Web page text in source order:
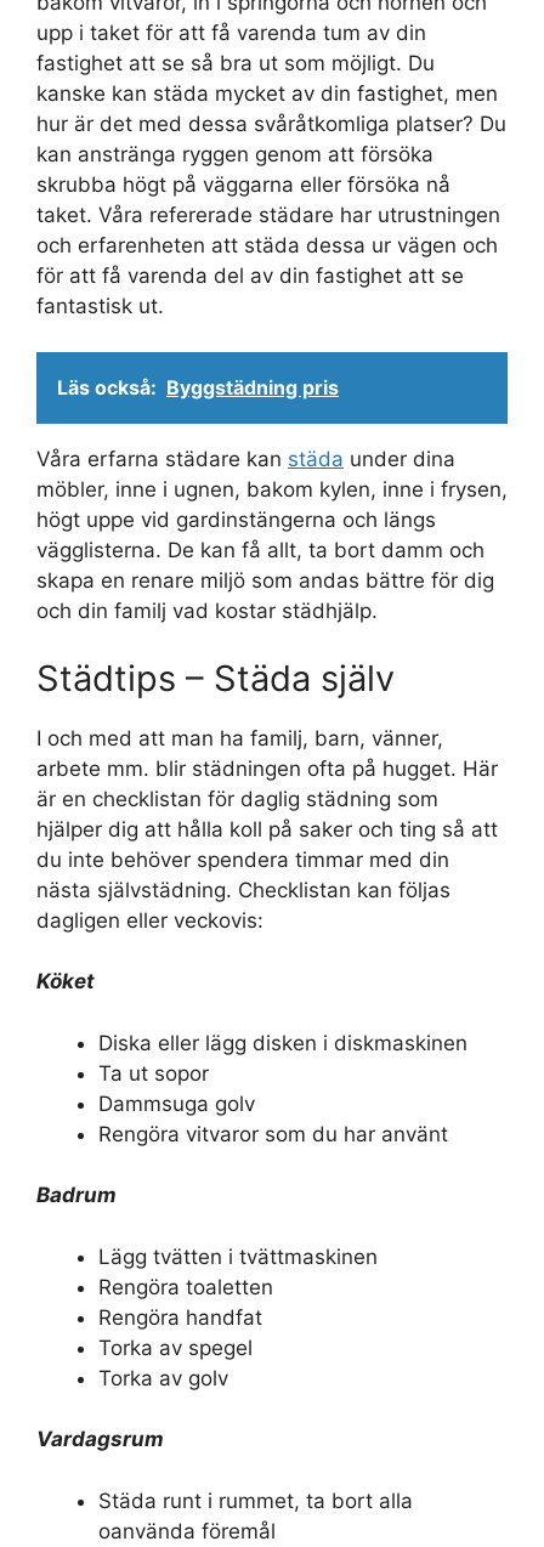
upp i taket för att få varenda tum av din
fastighet att se så bra ut som möjligt. Du
kanske kan städa mycket av din fastighet, men
hur är det med dessa svåråtkomliga platser? Du
kan anstränga ryggen genom att försöka
skrubba högt på väggarna eller försöka nå
taket. Våra refererade städare har utrustningen
och erfarenheten att städa dessa ur vägen och
för att få varenda del av din fastighet att se
fantastisk ut.
Läs också: Byggstädning pris
Våra erfarna städare kan städa under dina
möbler, inne i ugnen, bakom kylen, inne i frysen,
högt uppe vid gardinstängerna och längs
vägglisterna. De kan få allt, ta bort damm och
skapa en renare miljö som andas bättre för dig
och din familj vad kostar städhjälp.
Städtips – Städa själv
I och med att man ha familj, barn, vänner,
arbete mm. blir städningen ofta på hugget. Här
är en checklistan för daglig städning som
hjälper dig att hålla koll på saker och ting så att
du inte behöver spendera timmar med din
nästa självstädning. Checklistan kan följas
dagligen eller veckovis:
Köket
Diska eller lägg disken i diskmaskinen
Ta ut sopor
Dammsuga golv
Rengöra vitvaror som du har använt
Badrum
Lägg tvätten i tvättmaskinen
Rengöra toaletten
Rengöra handfat
Torka av spegel
Torka av golv
Vardagsrum
Städa runt i rummet, ta bort alla
oanvända föremål